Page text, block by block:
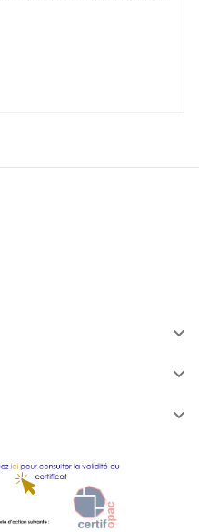


